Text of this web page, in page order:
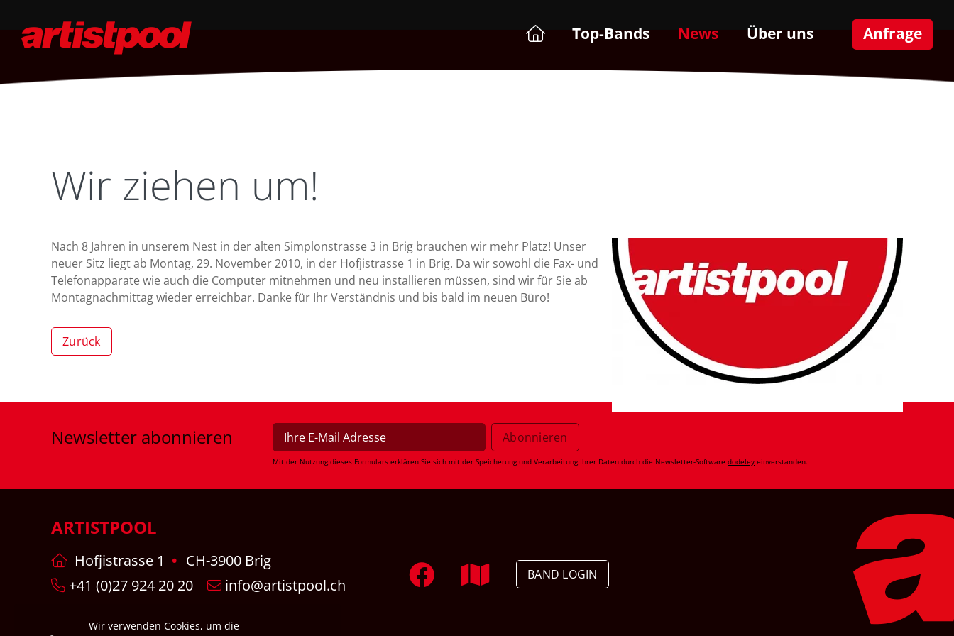
Top-Bands News Über uns Anfrage
Wir ziehen um!
Nach 8 Jahren in unserem Nest in der alten Simplonstrasse 3 in Brig brauchen wir mehr Platz! Unser
neuer Sitz liegt ab Montag, 29. November 2010, in der Hofjistrasse 1 in Brig. Da wir sowohl die Fax- und
Telefonapparate wie auch die Computer mitnehmen und neu installieren müssen, sind wir für Sie ab
Montagnachmittag wieder erreichbar. Danke für Ihr Verständnis und bis bald im neuen Büro!
Zurück
Newsletter abonnieren
Mit der Nutzung dieses Formulars erklären Sie sich mit der Speicherung und Verarbeitung Ihrer Daten durch die Newsletter-Software dodeley einverstanden.
ARTISTPOOL
Hofjistrasse 1
CH-3900 Brig
+41 (0)27 924 20 20
info@artistpool.ch
BAND LOGIN
Wir verwenden Cookies, um die